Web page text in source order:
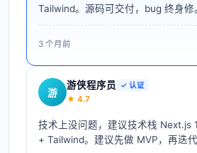
Tailwind。源码可交付，bug 终身修
3 个月前
游
游侠程序员 ✓ 认证
★ 4.7
技术上没问题，建议技术栈 Next.js
+ Tailwind。建议先做 MVP，再迭代